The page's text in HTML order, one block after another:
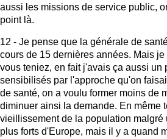
aussi les missions de service public,
point là.
12 - Je pense que la générale de
cours de 15 dernières années. Mais
vous teniez, en fait j'avais ça aussi un
sensibilisés par l'approche qu'on
de santé, on a voulu former moins de
diminuer ainsi la demande. En même
vieillissement de la population malgré
plus forts d'Europe, mais il y a quand